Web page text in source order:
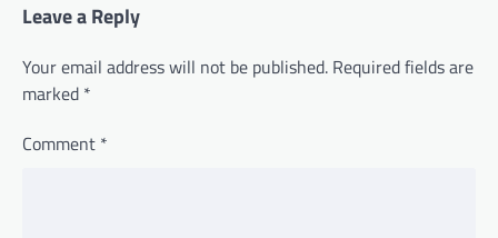
Leave a Reply
Your email address will not be published. Required fields are
marked *
Comment *